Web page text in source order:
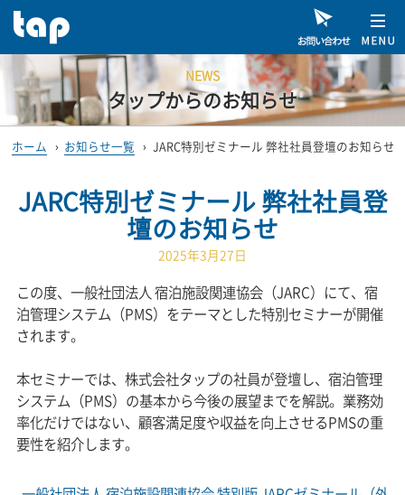
NEWS
タップからのお知らせ
ホーム › お知らせ一覧 › JARC特別ゼミナール 弊社社員登壇のお知らせ
JARC特別ゼミナール 弊社社員登
壇のお知らせ
2025年3月27日
この度、一般社団法人 宿泊施設関連協会（JARC）にて、宿
泊管理システム（PMS）をテーマとした特別セミナーが開催
されます。
本セミナーでは、株式会社タップの社員が登壇し、宿泊管理
システム（PMS）の基本から今後の展望までを解説。業務効
率化だけではない、顧客満足度や収益を向上させるPMSの重
要性を紹介します。